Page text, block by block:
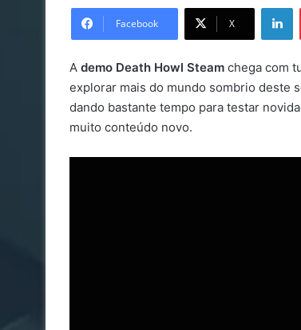
Facebook X
A demo Death Howl Steam chega com
explorar mais do mundo sombrio deste
dando bastante tempo para testar
muito conteúdo novo.